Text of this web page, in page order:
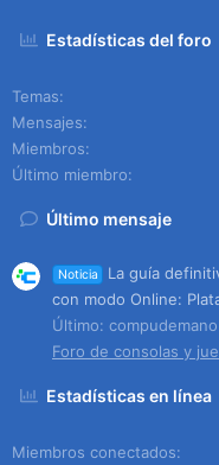
Estadísticas del foro
Temas
Mensajes
Miembros
Último miembro
Último mensaje
Noticia
La guía
con modo Online:
Último: compudemano
Foro de consolas y
Estadísticas en línea
Miembros conectados